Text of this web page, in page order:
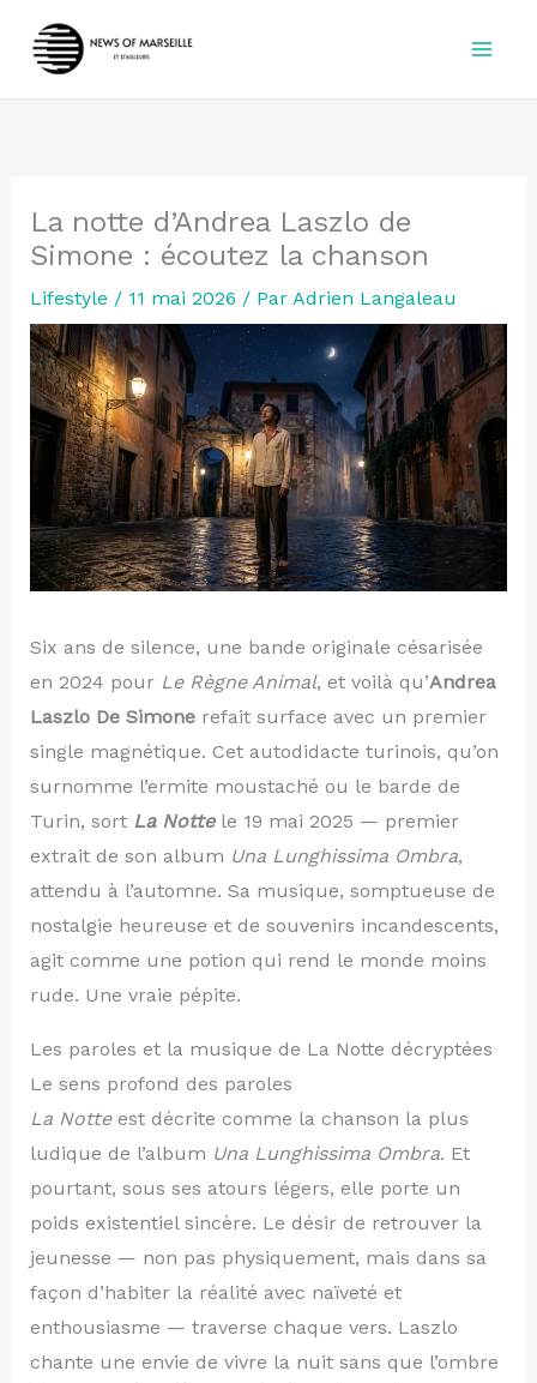
La notte d’Andrea Laszlo de
Simone : écoutez la chanson
Lifestyle / 11 mai 2026 / Par Adrien Langaleau
Six ans de silence, une bande originale césarisée
en 2024 pour Le Règne Animal, et voilà qu’Andrea
Laszlo De Simonerefait surface avec un premier
single magnétique. Cet autodidacte turinois, qu’on
surnomme l’ermite moustaché ou le barde de
Turin, sort La Nottele 19 mai 2025 — premier
extrait de son album Una Lunghissima Ombra,
attendu à l’automne. Sa musique, somptueuse de
nostalgie heureuse et de souvenirs incandescents,
agit comme une potion qui rend le monde moins
rude. Une vraie pépite.
Les paroles et la musique de La Notte décryptées
Le sens profond des paroles
La Notteest décrite comme la chanson la plus
ludique de l’album Una Lunghissima Ombra. Et
pourtant, sous ses atours légers, elle porte un
poids existentiel sincère. Le désir de retrouver la
jeunesse — non pas physiquement, mais dans sa
façon d’habiter la réalité avec naïveté et
enthousiasme — traverse chaque vers. Laszlo
chante une envie de vivre la nuit sans que l’ombre